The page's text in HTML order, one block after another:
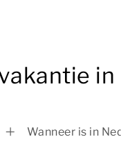
Wanneer is in